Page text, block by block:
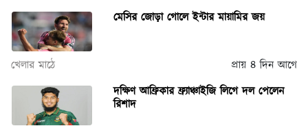
মেসির জোড়া গোলে ইন্টার মায়ামির জয়
খেলার মাঠে
প্রায় ৪ দিন আগে
দক্ষিণ আফ্রিকার ফ্র্যাঞ্চাইজি লিগে দল পেলেন
রিশাদ